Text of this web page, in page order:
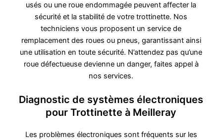
usés ou une roue endommagée peuvent affecter la
sécurité et la stabilité de votre trottinette. Nos
techniciens vous proposent un service de
remplacement des roues ou pneus, garantissant ainsi
une utilisation en toute sécurité. N’attendez pas qu’une
roue défectueuse devienne un danger, faites appel à
nos services.
Diagnostic de systèmes électroniques
pour Trottinette à Meilleray
Les problèmes électroniques sont fréquents sur les